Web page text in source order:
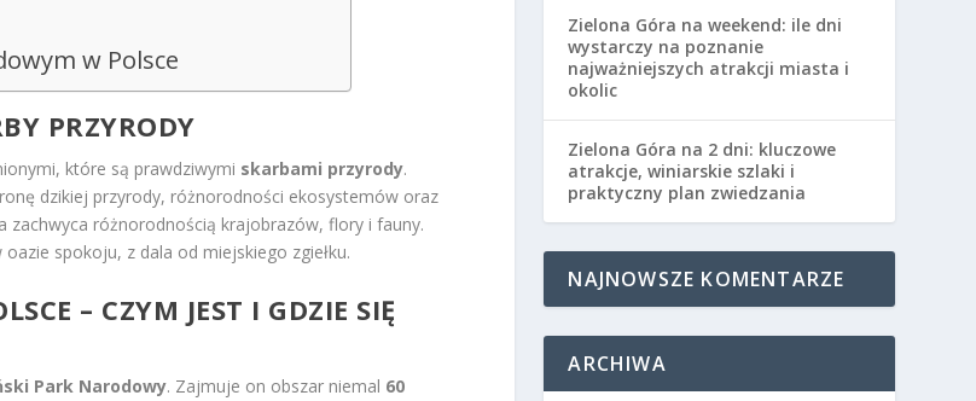
w Polsce
PRZYRODY
które są prawdziwymi skarbami przyrody.
dzikiej przyrody, różnorodności ekosystemów oraz
zachwyca różnorodnością krajobrazów, flory i fauny.
spokoju, z dala od miejskiego zgiełku.
– CZYM JEST I GDZIE SIĘ
Park Narodowy. Zajmuje on obszar niemal 60
Zielona Góra na weekend: ile dni
wystarczy na poznanie
najważniejszych atrakcji miasta i
okolic
Zielona Góra na 2 dni: kluczowe
atrakcje, winiarskie szlaki i
praktyczny plan zwiedzania
NAJNOWSZE KOMENTARZE
ARCHIWA